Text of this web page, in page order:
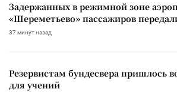
Задержанных в режимной зоне
«Шереметьево» пассажиров
37 минут назад
Резервистам бундесвера пришлось
для учений